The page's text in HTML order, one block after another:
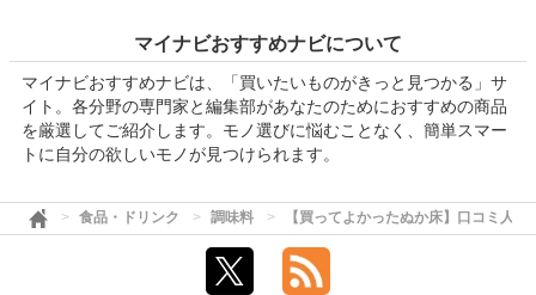
マイナビおすすめナビについて
マイナビおすすめナビは、「買いたいものがきっと見つかる」サ
イト。各分野の専門家と編集部があなたのためにおすすめの商品
を厳選してご紹介します。モノ選びに悩むことなく、簡単スマー
トに自分の欲しいモノが見つけられます。
食品・ドリンク 調味料 【買ってよかったぬか床】口コミ人